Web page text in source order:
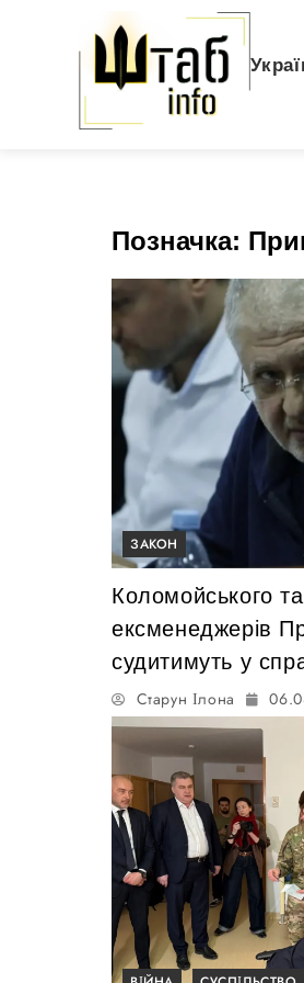
Позначка:
ЗАКОН
Коломойського та
ексменеджерів
судитимуть у
Старун Ілона